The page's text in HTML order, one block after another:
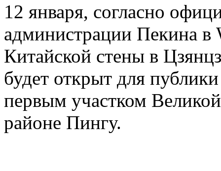
12 января, согласно
администрации Пекина в
Китайской стены в
будет открыт для
первым участком
районе Пингу.